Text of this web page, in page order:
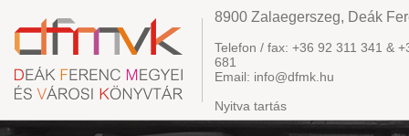
8900 Zalaegerszeg, Deák
Telefon / fax: +36 92 311 341 &
681
Email: info@dfmk.hu
Nyitva tartás